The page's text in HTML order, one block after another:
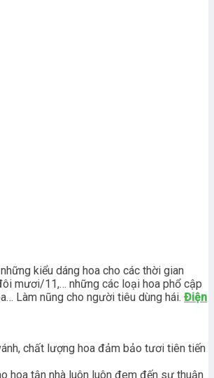
kiểu dáng hoa cho các thời gian
mươi/11,… những các loại hoa phổ cập
Làm nũng cho người tiêu dùng hái. Điện
chất lượng hoa đảm bảo tươi tiên tiến
hoa tận nhà luôn luôn đem đến sự thuận